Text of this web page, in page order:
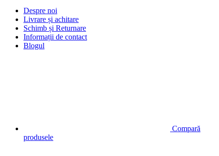
Despre noi
Livrare și achitare
Schimb și Returnare
Informații de contact
Blogul
Compară
produsele